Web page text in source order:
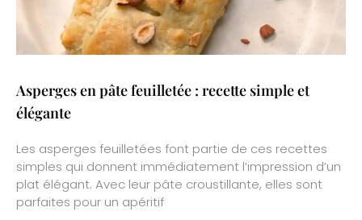
Asperges en pâte feuilletée : recette simple et
élégante
Les asperges feuilletées font partie de ces recettes
simples qui donnent immédiatement l’impression d’un
plat élégant. Avec leur pâte croustillante, elles sont
parfaites pour un apéritif